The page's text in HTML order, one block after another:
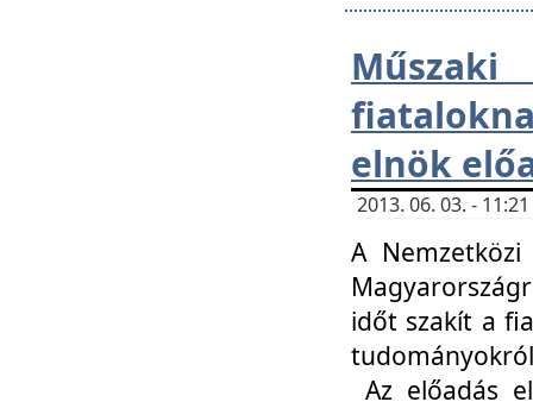
elnök
2013. 06. 03. -
A
időt szakít a
Az előadás